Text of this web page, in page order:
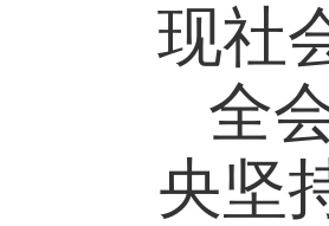
现社
全
央坚